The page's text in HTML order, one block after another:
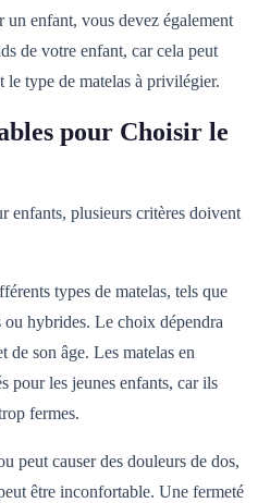
enfant, vous devez également
de votre enfant, car cela peut
type de matelas à privilégier.
pour Choisir le
enfants, plusieurs critères doivent
types de matelas, tels que
ou hybrides. Le choix dépendra
de son âge. Les matelas en
pour les jeunes enfants, car ils
fermes.
peut causer des douleurs de dos,
être inconfortable. Une fermeté